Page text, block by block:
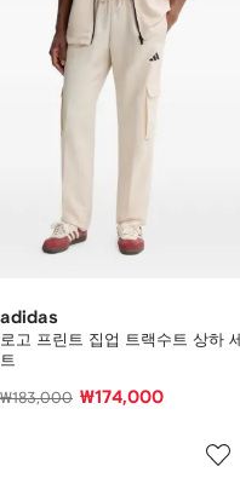
adidas
로고 프린트 집업 트랙수트 상하 세
트
₩183,000 ₩174,000